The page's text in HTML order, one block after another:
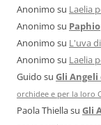
Anonimo su Laelia
Anonimo su
Anonimo su L'uva
Anonimo su Laelia
Guido su Gli Angeli
orchidee e per la loro
Paola Thiellasu Gli